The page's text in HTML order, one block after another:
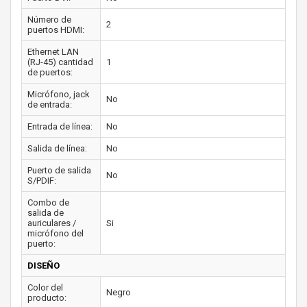
Número de
puertos HDMI:
2
Ethernet LAN
(RJ-45) cantidad
de puertos:
1
Micrófono, jack
de entrada:
No
Entrada de línea: No
Salida de línea: No
Puerto de salida
S/PDIF:
No
Combo de
salida de
auriculares /
micrófono del
puerto:
Si
DISEÑO
Color del
producto:
Negro